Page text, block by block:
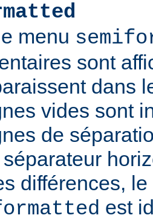
menu
sont
dans
vides sont
de
différences,
est